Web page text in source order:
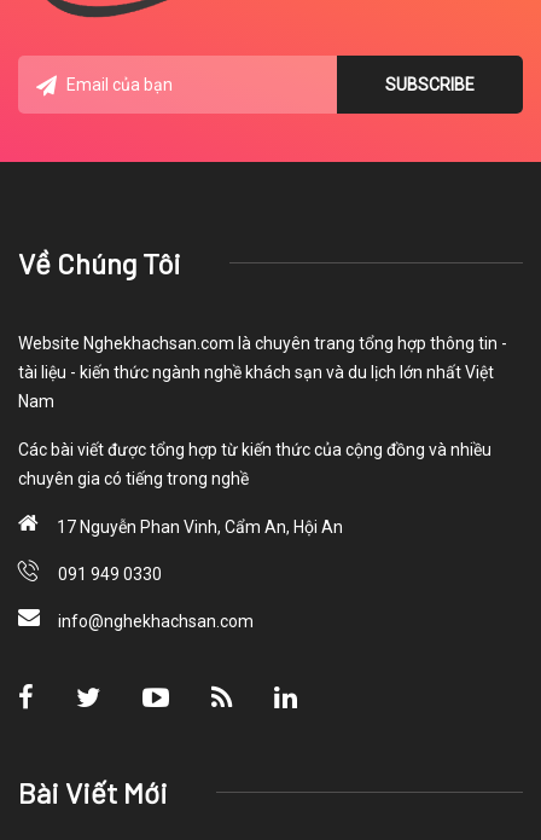
Về Chúng Tôi
Website Nghekhachsan.com là chuyên trang tổng hợp thông tin -
tài liệu - kiến thức ngành nghề khách sạn và du lịch lớn nhất Việt
Nam
Các bài viết được tổng hợp từ kiến thức của cộng đồng và nhiều
chuyên gia có tiếng trong nghề
17 Nguyễn Phan Vinh, Cẩm An, Hội An
091 949 0330
info@nghekhachsan.com
Bài Viết Mới